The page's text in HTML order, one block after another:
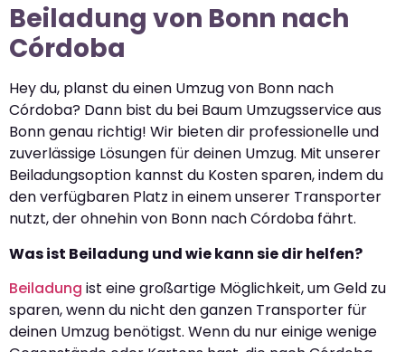
Beiladung von Bonn nach
Córdoba
Hey du, planst du einen Umzug von Bonn nach
Córdoba? Dann bist du bei Baum Umzugsservice aus
Bonn genau richtig! Wir bieten dir professionelle und
zuverlässige Lösungen für deinen Umzug. Mit unserer
Beiladungsoption kannst du Kosten sparen, indem du
den verfügbaren Platz in einem unserer Transporter
nutzt, der ohnehin von Bonn nach Córdoba fährt.
Was ist Beiladung und wie kann sie dir helfen?
Beiladung ist eine großartige Möglichkeit, um Geld zu
sparen, wenn du nicht den ganzen Transporter für
deinen Umzug benötigst. Wenn du nur einige wenige